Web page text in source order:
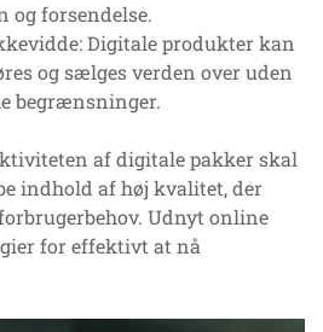
og forsendelse.
Digitale produkter kan
og sælges verden over uden
begrænsninger.
af digitale pakker skal
indhold af høj kvalitet, der
Udnyt online
for effektivt at nå